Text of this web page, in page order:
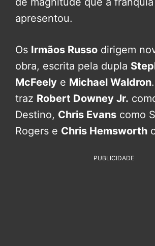
apresentou.
Os Irmãos Russo dirigem
obra, escrita pela dupla
McFeely e Michael Waldron
traz Robert Downey Jr.
Destino, Chris Evans como
Rogers e Chris Hemsworth
PUBLICIDADE